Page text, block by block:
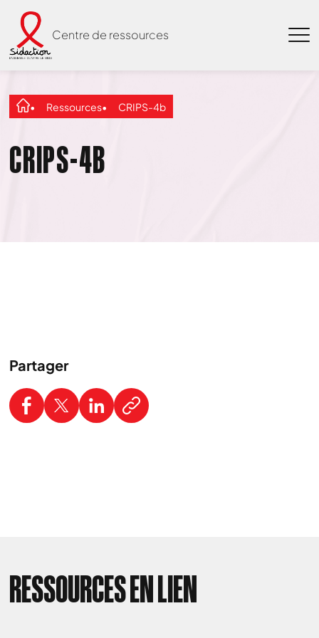
Centre de ressources
Ressources CRIPS-4b
CRIPS-4B
Partager
RESSOURCES EN LIEN